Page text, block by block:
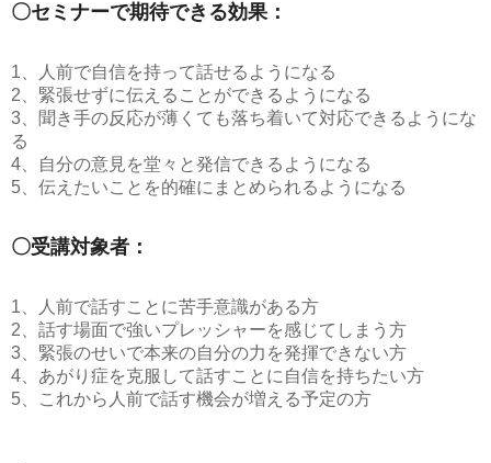
〇セミナーで期待できる効果：
1、人前で自信を持って話せるようになる
2、緊張せずに伝えることができるようになる
3、聞き手の反応が薄くても落ち着いて対応できるようにな
る
4、自分の意見を堂々と発信できるようになる
5、伝えたいことを的確にまとめられるようになる
〇受講対象者：
1、人前で話すことに苦手意識がある方
2、話す場面で強いプレッシャーを感じてしまう方
3、緊張のせいで本来の自分の力を発揮できない方
4、あがり症を克服して話すことに自信を持ちたい方
5、これから人前で話す機会が増える予定の方